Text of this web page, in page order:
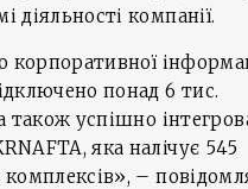
діяльності компанії.
корпоративної
понад 6 тис.
також успішно
яка налічує 545
комплексів», –